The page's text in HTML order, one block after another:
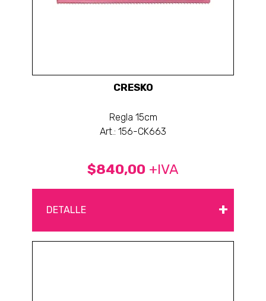
CRESKO
Regla 15cm
Art.: 156-CK663
$840,00 +IVA
DETALLE +